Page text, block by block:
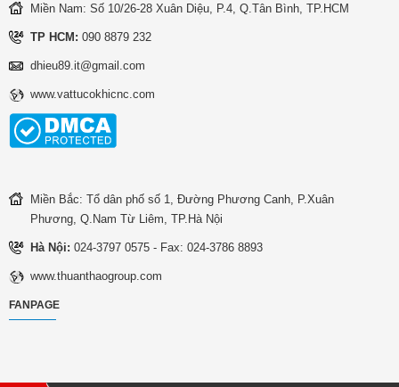
Miền Nam: Số 10/26-28 Xuân Diệu, P.4, Q.Tân Bình, TP.HCM
TP HCM: 090 8879 232
dhieu89.it@gmail.com
www.vattucokhicnc.com
Miền Bắc: Tổ dân phố số 1, Đường Phương Canh, P.Xuân
Phương, Q.Nam Từ Liêm, TP.Hà Nội
Hà Nội: 024-3797 0575 - Fax: 024-3786 8893
www.thuanthaogroup.com
FANPAGE